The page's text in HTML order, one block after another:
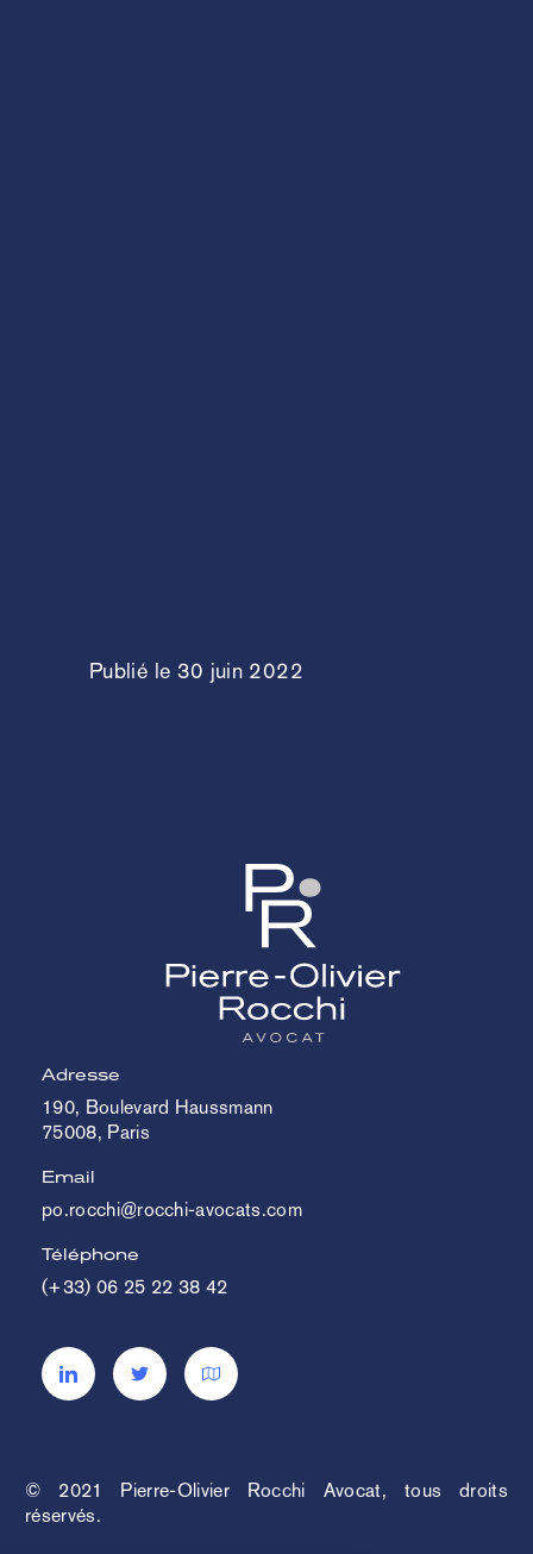
Publié le 30 juin 2022
Adresse
190, Boulevard Haussmann
75008, Paris
Email
po.rocchi@rocchi-avocats.com
Téléphone
(+33) 06 25 22 38 42
© 2021 Pierre-Olivier Rocchi Avocat, tous droits
réservés.